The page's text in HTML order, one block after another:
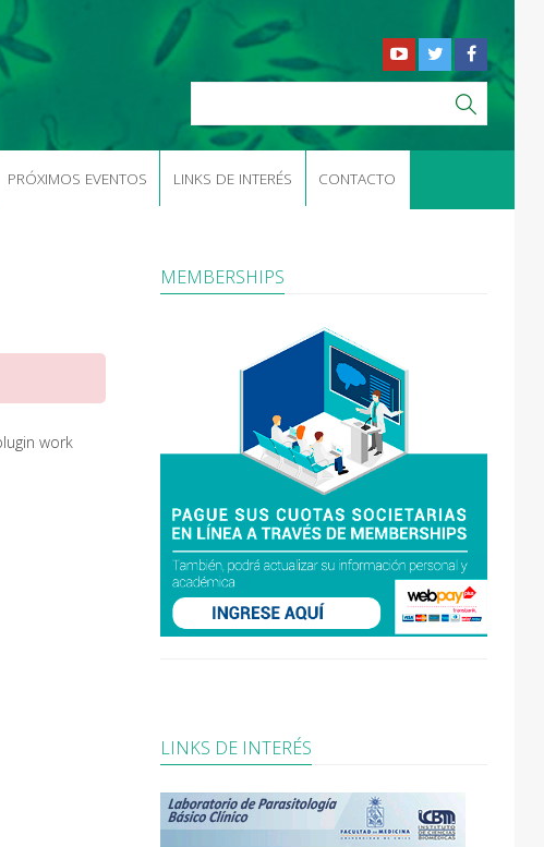
PRÓXIMOS EVENTOS LINKS DE INTERÉS CONTACTO
work
MEMBERSHIPS
LINKS DE INTERÉS